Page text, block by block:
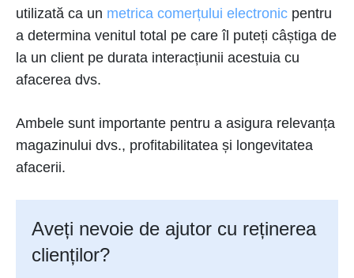
utilizată ca un metrica comerțului electronic pentru
a determina venitul total pe care îl puteți câștiga de
la un client pe durata interacțiunii acestuia cu
afacerea dvs.
Ambele sunt importante pentru a asigura relevanța
magazinului dvs., profitabilitatea și longevitatea
afacerii.
Aveți nevoie de ajutor cu reținerea
clienților?